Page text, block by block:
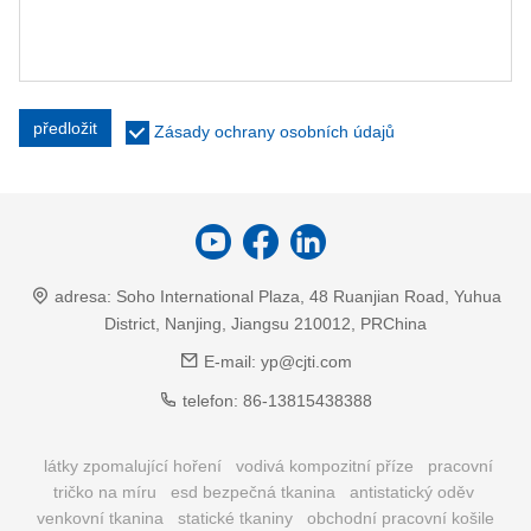
předložit Zásady ochrany osobních údajů
adresa: Soho International Plaza, 48 Ruanjian Road, Yuhua
District, Nanjing, Jiangsu 210012, PRChina
E-mail: yp@cjti.com
telefon: 86-13815438388
látky zpomalující hoření vodivá kompozitní příze
pracovní
tričko na míru
esd bezpečná tkanina
antistatický oděv
venkovní tkanina
statické tkaniny obchodní pracovní košile